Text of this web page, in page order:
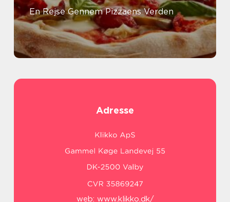
En Rejse Gennem Pizzaens Verden
Adresse
web: www.klikko.dk/